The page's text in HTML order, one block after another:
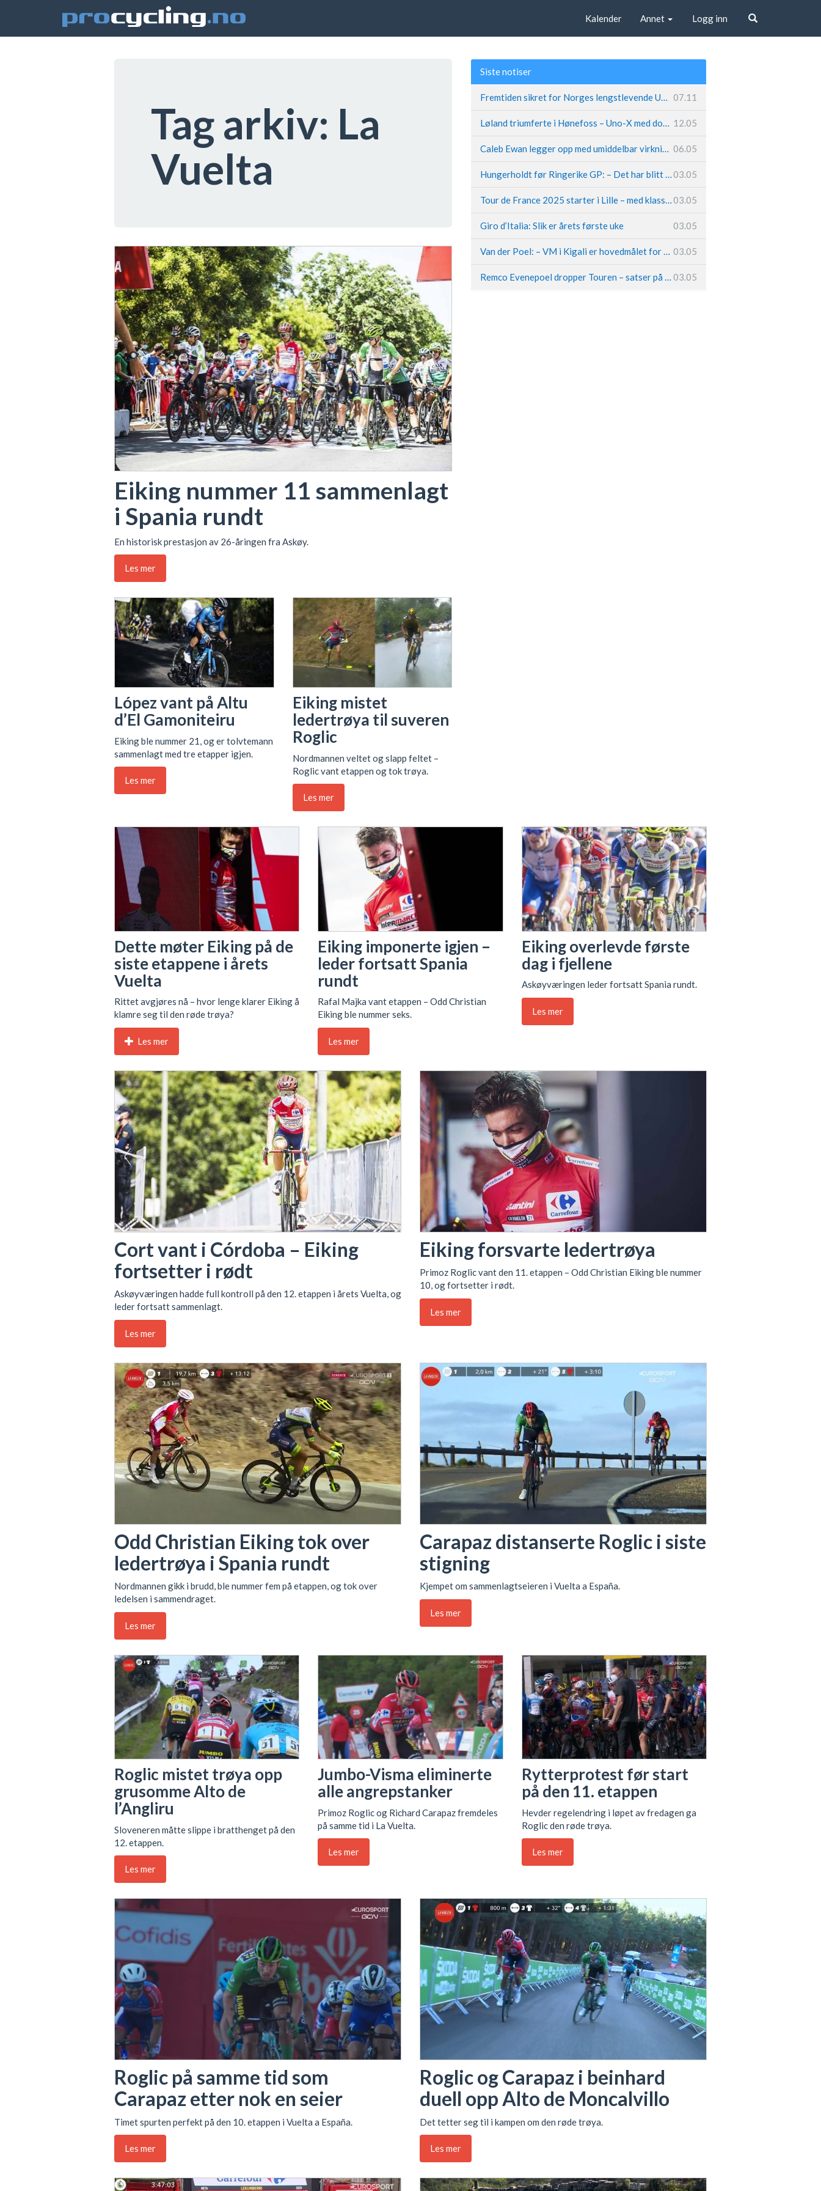
Kalender Annet Logg inn
Tag arkiv: La
Vuelta
Eiking nummer 11 sammenlagt
i Spania rundt
En historisk prestasjon av 26-åringen fra Askøy.
Les mer
López vant på Altu
d’El Gamoniteiru
Eiking ble nummer 21, og er tolvtemann
sammenlagt med tre etapper igjen.
Les mer
Eiking mistet
ledertrøya til suveren
Roglic
Nordmannen veltet og slapp feltet –
Roglic vant etappen og tok trøya.
Les mer
Siste notiser
Fremtiden sikret for Norges lengstlevende UCI-lag – Kristoff trer inn i sentral rolle 07.11
Løland triumferte i Hønefoss – Uno-X med dobbeltslag på hjemmebane 12.05
Caleb Ewan legger opp med umiddelbar virkning 06.05
Hungerholdt før Ringerike GP: – Det har blitt en livsstil03.05
Tour de France 2025 starter i Lille – med klassikerpreg03.05
Giro d’Italia: Slik er årets første uke 03.05
Van der Poel: – VM i Kigali er hovedmålet for 2025 03.05
Remco Evenepoel dropper Touren – satser på OL og Vueltaen 03.05
Dette møter Eiking på de
siste etappene i årets
Vuelta
Rittet avgjøres nå – hvor lenge klarer Eiking å
klamre seg til den røde trøya?
Les mer
Eiking imponerte igjen –
leder fortsatt Spania
rundt
Rafal Majka vant etappen – Odd Christian
Eiking ble nummer seks.
Les mer
Eiking overlevde første
dag i fjellene
Askøyværingen leder fortsatt Spania rundt.
Les mer
Cort vant i Córdoba – Eiking
fortsetter i rødt
Askøyværingen hadde full kontroll på den 12. etappen i årets Vuelta, og
leder fortsatt sammenlagt.
Les mer
Eiking forsvarte ledertrøya
Primoz Roglic vant den 11. etappen – Odd Christian Eiking ble nummer
10, og fortsetter i rødt.
Les mer
Odd Christian Eiking tok over
ledertrøya i Spania rundt
Nordmannen gikk i brudd, ble nummer fem på etappen, og tok over
ledelsen i sammendraget.
Les mer
Carapaz distanserte Roglic i siste
stigning
Kjempet om sammenlagtseieren i Vuelta a España.
Les mer
Roglic mistet trøya opp
grusomme Alto de
l’Angliru
Sloveneren måtte slippe i bratthenget på den
12. etappen.
Les mer
Jumbo-Visma eliminerte
alle angrepstanker
Primoz Roglic og Richard Carapaz fremdeles
på samme tid i La Vuelta.
Les mer
Rytterprotest før start
på den 11. etappen
Hevder regelendring i løpet av fredagen ga
Roglic den røde trøya.
Les mer
Roglic på samme tid som
Carapaz etter nok en seier
Timet spurten perfekt på den 10. etappen i Vuelta a España.
Les mer
Roglic og Carapaz i beinhard
duell opp Alto de Moncalvillo
Det tetter seg til i kampen om den røde trøya.
Les mer